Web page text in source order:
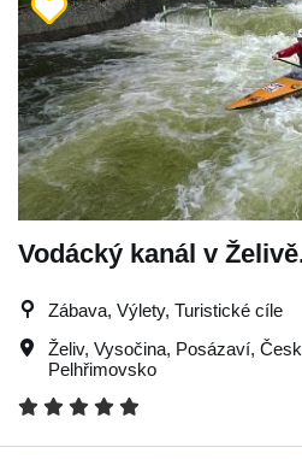
Vodácký kanál v
Zábava, Výlety, Turistické cíle
Želiv, Vysočina, Posázaví,
Pelhřimovsko